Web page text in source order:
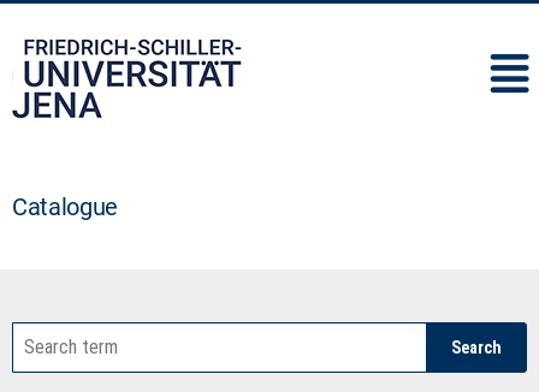
Catalogue
Search